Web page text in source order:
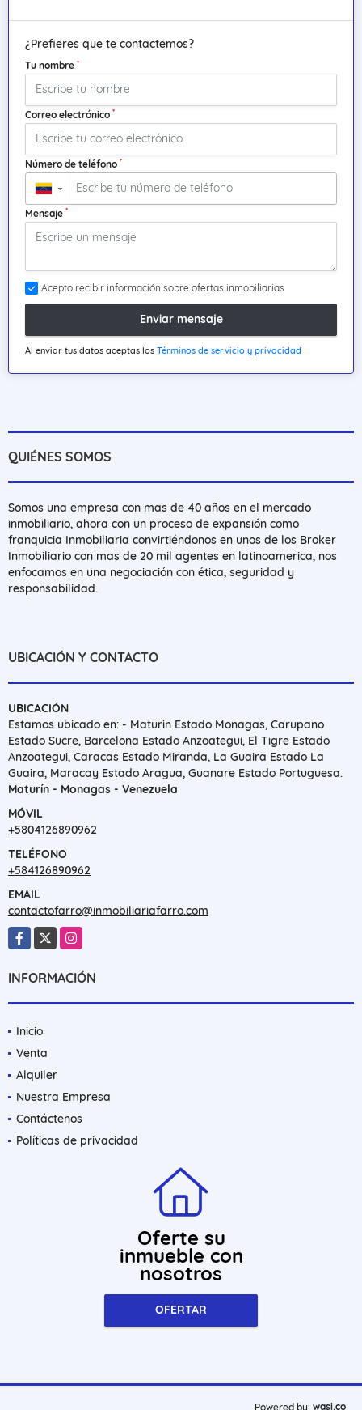
¿Prefieres que te contactemos?
Tu nombre *
Correo electrónico *
Número de teléfono *
▼
Mensaje *
Acepto recibir información sobre ofertas inmobiliarias
Enviar mensaje
Al enviar tus datos aceptas los Términos de servicio y privacidad
QUIÉNES SOMOS
Somos una empresa con mas de 40 años en el mercado
inmobiliario, ahora con un proceso de expansión como
franquicia Inmobiliaria convirtiéndonos en unos de los Broker
Inmobiliario con mas de 20 mil agentes en latinoamerica, nos
enfocamos en una negociación con ética, seguridad y
responsabilidad.
UBICACIÓN Y CONTACTO
UBICACIÓN
Estamos ubicado en: - Maturin Estado Monagas, Carupano
Estado Sucre, Barcelona Estado Anzoategui, El Tigre Estado
Anzoategui, Caracas Estado Miranda, La Guaira Estado La
Guaira, Maracay Estado Aragua, Guanare Estado Portuguesa.
Maturín - Monagas - Venezuela
MÓVIL
+5804126890962
TELÉFONO
+584126890962
EMAIL
contactofarro@inmobiliariafarro.com
Facebook
X Instagram
INFORMACIÓN
Inicio
Venta
Alquiler
Nuestra Empresa
Contáctenos
Políticas de privacidad
Oferte su
inmueble con
nosotros
OFERTAR
Powered by: wasi.co